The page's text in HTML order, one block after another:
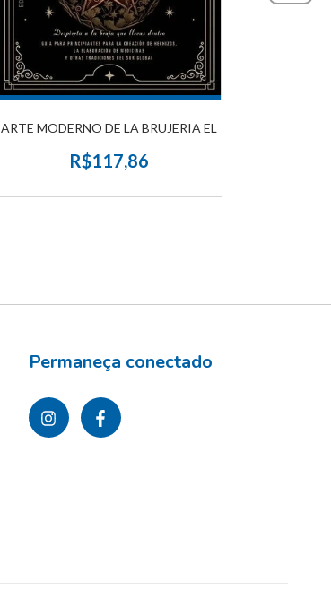
ARTE MODERNO DE LA BRUJERIA EL
R$117,86
Permaneça conectado